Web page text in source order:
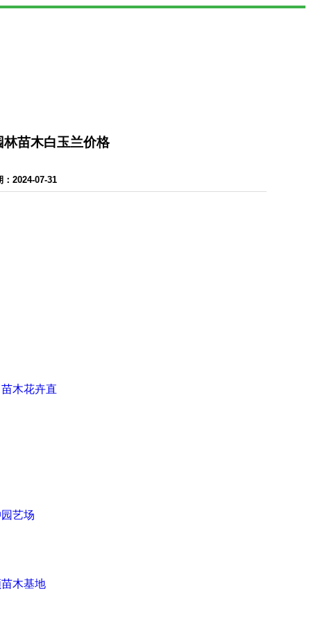
苗木白玉兰价格
2024-07-31
木花卉直
艺场
木基地